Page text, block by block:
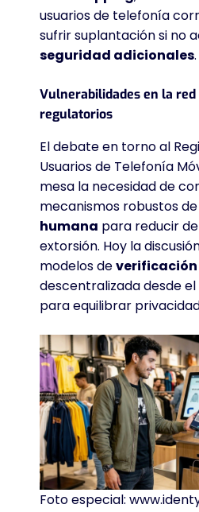
usuarios de telefonía
sufrir suplantación si no
seguridad adicionales.
Vulnerabilidades en la
regulatorios
El debate en torno al
Usuarios de Telefonía
mesa la necesidad de
mecanismos robustos de
humana para reducir
extorsión. Hoy la
modelos de
descentralizada desde
para equilibrar
Foto especial: